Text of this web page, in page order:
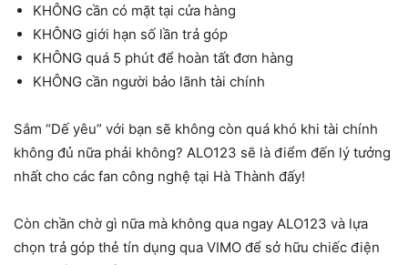
KHÔNG cần có mặt tại cửa hàng
KHÔNG giới hạn số lần trả góp
KHÔNG quá 5 phút để hoàn tất đơn hàng
KHÔNG cần người bảo lãnh tài chính
Sắm “Dế yêu” với bạn sẽ không còn quá khó khi tài chính
không đủ nữa phải không? ALO123 sẽ là điểm đến lý tưởng
nhất cho các fan công nghệ tại Hà Thành đấy!
Còn chần chờ gì nữa mà không qua ngay ALO123 và lựa
chọn trả góp thẻ tín dụng qua VIMO để sở hữu chiếc điện